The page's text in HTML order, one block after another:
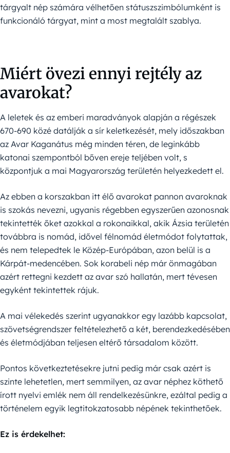
tárgyalt nép számára vélhetően státuszszimbólumként is
funkcionáló tárgyat, mint a most megtalált szablya.
Miért övezi ennyi rejtély az
avarokat?
A leletek és az emberi maradványok alapján a régészek
670-690 közé datálják a sír keletkezését, mely időszakban
az Avar Kaganátus még minden téren, de leginkább
katonai szempontból bőven ereje teljében volt, s
központjuk a mai Magyarország területén helyezkedett el.
Az ebben a korszakban itt élő avarokat pannon avaroknak
is szokás nevezni, ugyanis régebben egyszerűen azonosnak
tekintették őket azokkal a rokonaikkal, akik Ázsia területén
továbbra is nomád, idővel félnomád életmódot folytattak,
és nem telepedtek le Közép-Európában, azon belül is a
Kárpát-medencében. Sok korabeli nép már önmagában
azért rettegni kezdett az avar szó hallatán, mert tévesen
egyként tekintettek rájuk.
A mai vélekedés szerint ugyanakkor egy lazább kapcsolat,
szövetségrendszer feltételezhető a két, berendezkedésében
és életmódjában teljesen eltérő társadalom között.
Pontos következtetésekre jutni pedig már csak azért is
szinte lehetetlen, mert semmilyen, az avar néphez köthető
írott nyelvi emlék nem áll rendelkezésünkre, ezáltal pedig a
történelem egyik legtitokzatosabb népének tekinthetőek.
Ez is érdekelhet: